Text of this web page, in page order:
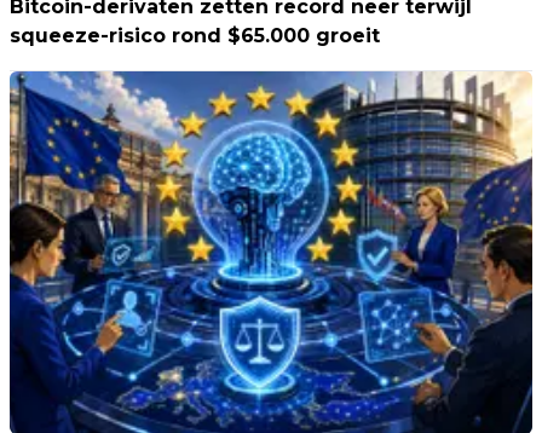
Bitcoin-derivaten zetten record neer terwijl
squeeze-risico rond $65.000 groeit